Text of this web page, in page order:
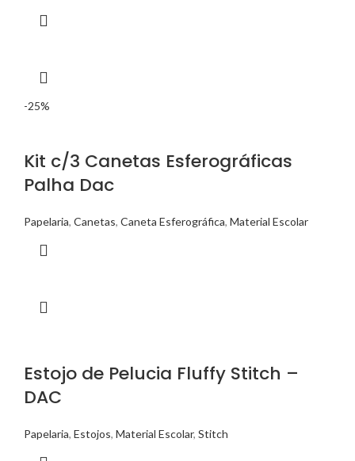
-25%
Kit c/3 Canetas Esferográficas
Palha Dac
Papelaria, Canetas, Caneta Esferográfica, Material Escolar
Estojo de Pelucia Fluffy Stitch –
DAC
Papelaria, Estojos, Material Escolar, Stitch